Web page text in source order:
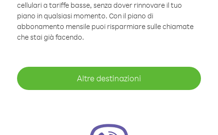
cellulari a tariffe basse, senza dover rinnovare il tuo
piano in qualsiasi momento. Con il piano di
abbonamento mensile puoi risparmiare sulle chiamate
che stai già facendo.
Altre destinazioni